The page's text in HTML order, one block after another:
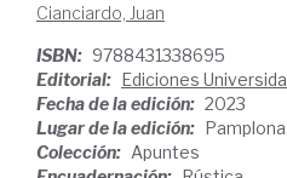
Cianciardo, Juan
ISBN: 9788431338695
Editorial: Ediciones
Fecha de la edición: 2023
Lugar de la edición:
Colección: Apuntes